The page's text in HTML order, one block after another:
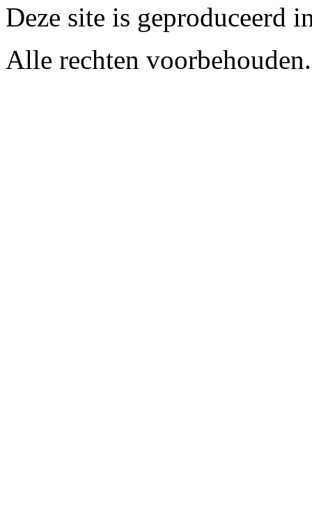
Deze site is geproduceerd
Alle rechten